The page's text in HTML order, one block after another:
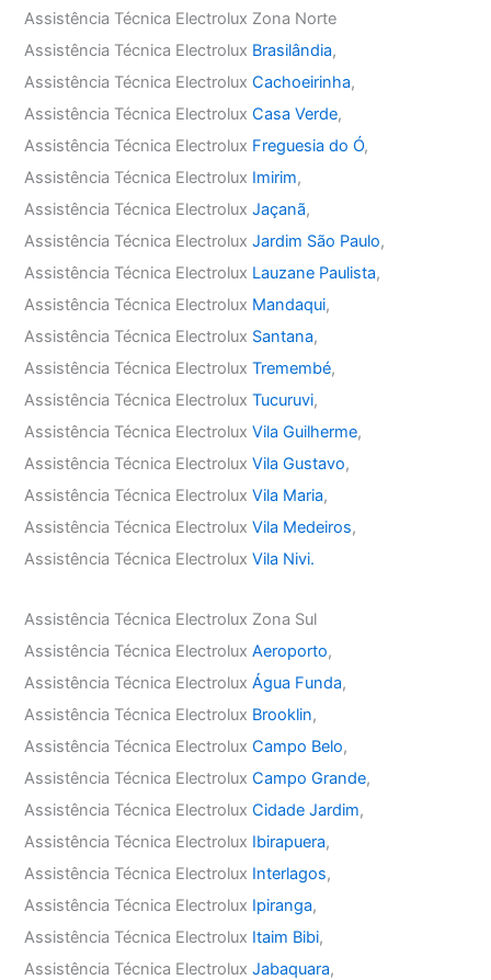
Assistência Técnica Electrolux Zona Norte
Assistência Técnica Electrolux Brasilândia,
Assistência Técnica ElectroluxCachoeirinha,
Assistência Técnica ElectroluxCasa Verde,
Assistência Técnica Electrolux Freguesia do Ó,
Assistência Técnica Electrolux Imirim,
Assistência Técnica ElectroluxJaçanã,
Assistência Técnica ElectroluxJardim São Paulo,
Assistência Técnica Electrolux Lauzane Paulista,
Assistência Técnica Electrolux Mandaqui,
Assistência Técnica Electrolux Santana,
Assistência Técnica ElectroluxTremembé,
Assistência Técnica ElectroluxTucuruvi,
Assistência Técnica ElectroluxVila Guilherme,
Assistência Técnica ElectroluxVila Gustavo,
Assistência Técnica ElectroluxVila Maria,
Assistência Técnica ElectroluxVila Medeiros,
Assistência Técnica ElectroluxVila Nivi.
Assistência Técnica Electrolux Zona Sul
Assistência Técnica ElectroluxAeroporto,
Assistência Técnica ElectroluxÁgua Funda,
Assistência Técnica Electrolux Brooklin,
Assistência Técnica ElectroluxCampo Belo,
Assistência Técnica ElectroluxCampo Grande,
Assistência Técnica ElectroluxCidade Jardim,
Assistência Técnica Electrolux Ibirapuera,
Assistência Técnica Electrolux Interlagos,
Assistência Técnica Electrolux Ipiranga,
Assistência Técnica Electrolux Itaim Bibi,
Assistência Técnica ElectroluxJabaquara,